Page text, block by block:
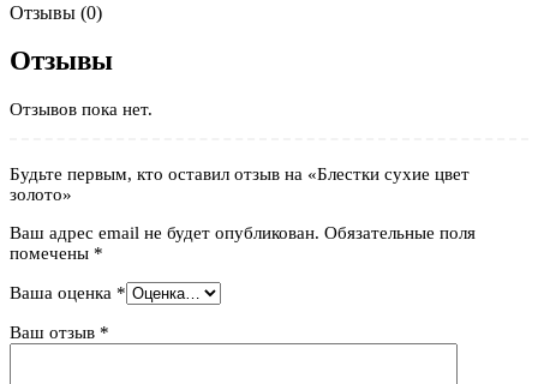
Отзывы (0)
Отзывы
Отзывов пока нет.
Будьте первым, кто оставил отзыв на «Блестки сухие цвет
золото»
Ваш адрес email не будет опубликован. Обязательные поля
помечены *
Ваша оценка *
Ваш отзыв *